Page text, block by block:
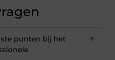
punten bij het
▼